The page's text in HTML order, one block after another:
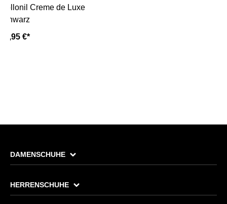
Collonil Creme de Luxe
schwarz
13,95 €*
DAMENSCHUHE
HERRENSCHUHE